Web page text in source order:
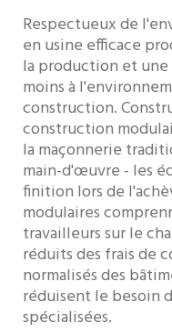
Respectueux de
en usine efficace
la production et
moins à
construction.
construction
la maçonnerie
main-d'œuvre - les
finition lors de
modulaires
travailleurs sur le
réduits des frais de
normalisés des
réduisent le besoin
spécialisées.